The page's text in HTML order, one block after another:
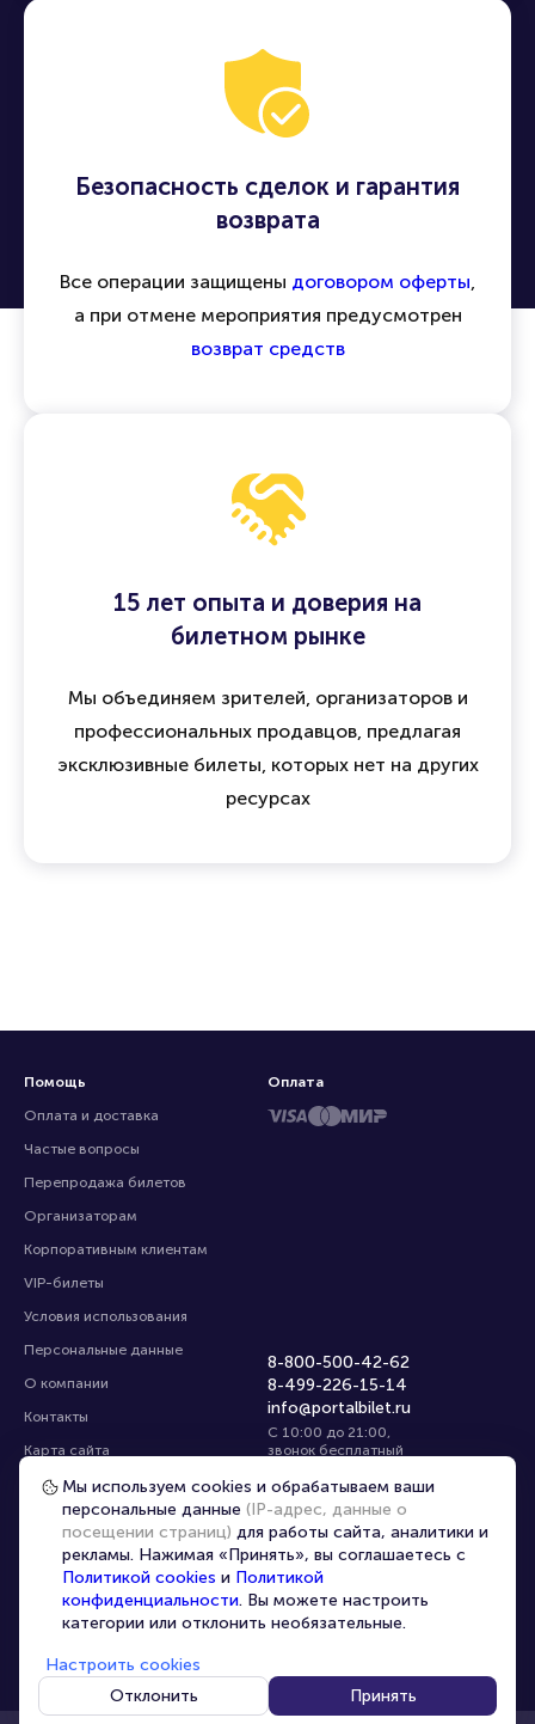
Безопасность сделок и гарантия
возврата
Все операции защищены договором оферты,
а при отмене мероприятия предусмотрен
возврат средств
15 лет опыта и доверия на
билетном рынке
Мы объединяем зрителей, организаторов и
профессиональных продавцов, предлагая
эксклюзивные билеты, которых нет на других
ресурсах
Помощь
Оплата и доставка
Частые вопросы
Перепродажа билетов
Организаторам
Корпоративным клиентам
VIP-билеты
Условия использования
Персональные данные
О компании
Контакты
Карта сайта
Управление cookies
8-800-500-42-62
8-499-226-15-14
info@portalbilet.ru
С 10:00 до 21:00,
звонок бесплатный
Все площадки
Оплата
Главная | Москва
© 2020 - 2026 portalbilet.ru Все права защищены
Мы используем cookies и обрабатываем ваши
персональные данные (IP-адрес, данные о
посещении страниц) для работы сайта, аналитики и
рекламы. Нажимая «Принять», вы соглашаетесь с
Политикой cookies и Политикой
конфиденциальности. Вы можете настроить
категории или отклонить необязательные.
Настроить cookies
Отклонить
Принять